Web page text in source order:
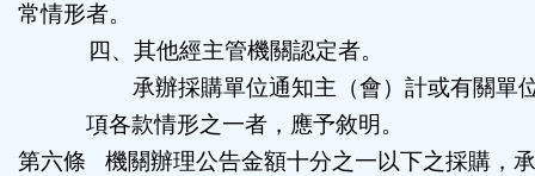
常情形者。
四、其他經主管機關認定者。
承辦採購單位通知主（會）計或有關單
項各款情形之一者，應予敘明。
第六條
機關辦理公告金額十分之一以下之採購，